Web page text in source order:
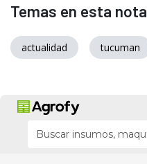
Temas en esta nota
actualidad tucuman